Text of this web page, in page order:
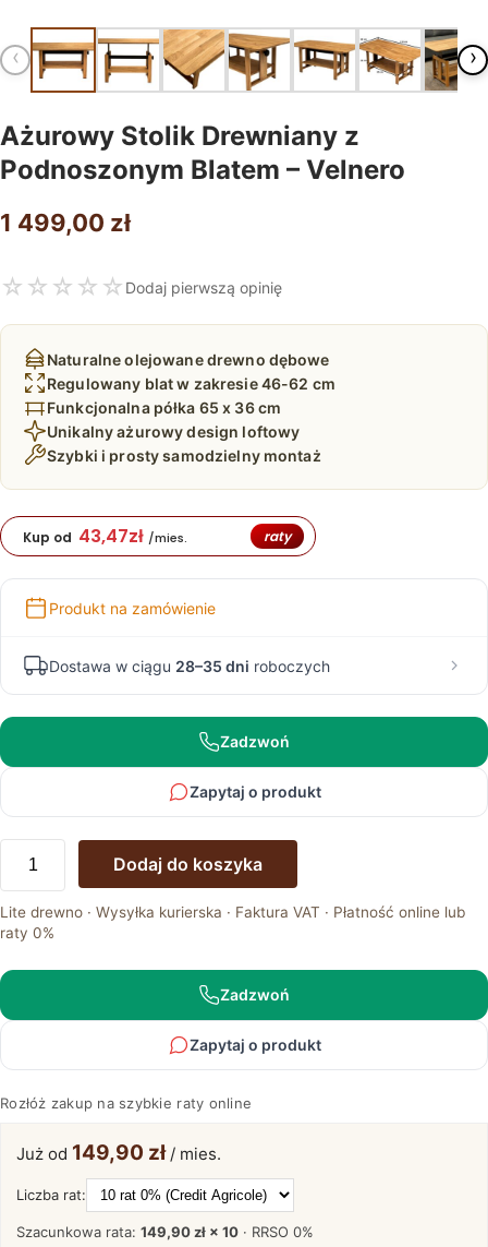
‹ ›
Ażurowy Stolik Drewniany z
Podnoszonym Blatem – Velnero
1 499,00 zł
☆ ☆ ☆ ☆ ☆ Dodaj pierwszą opinię
Naturalne olejowane drewno dębowe
Regulowany blat w zakresie 46-62 cm
Funkcjonalna półka 65 x 36 cm
Unikalny ażurowy design loftowy
Szybki i prosty samodzielny montaż
Kup od 43,47zł /mies. raty
Produkt na zamówienie
Dostawa w ciągu 28–35 dni roboczych
Zadzwoń
Zapytaj o produkt
Ażurowy
Stolik
Drewniany
Podnoszonym
–
Dodaj do koszyka
Lite drewno · Wysyłka kurierska · Faktura VAT · Płatność online lub
raty 0%
Zadzwoń
Zapytaj o produkt
Rozłóż zakup na szybkie raty online
Już od 149,90 zł/ mies.
Liczba rat:
Szacunkowa rata: 149,90 zł × 10 · RRSO 0%